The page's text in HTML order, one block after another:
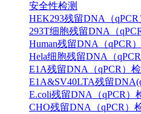
安全性检测
HEK293残留DNA（
293T细胞残留DNA（
Human残留DNA（qPCR
Hela细胞残留DNA（
E1A残留DNA（qPCR）
E1A&SV40LTA残留
E.coli残留DNA（qPCR）
CHO残留DNA（qPCR）